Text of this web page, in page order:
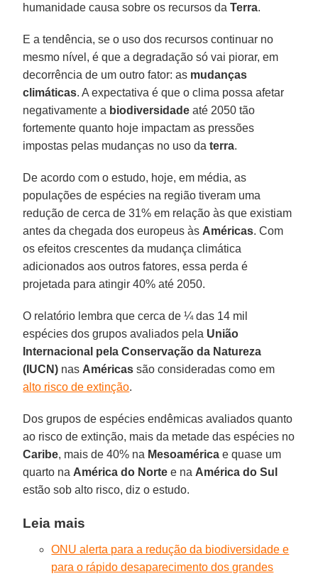
humanidade causa sobre os recursos daTerra.
E a tendência, se o uso dos recursos continuar no
mesmo nível, é que a degradação só vai piorar, em
decorrência de um outro fator: as mudanças
climáticas. A expectativa é que o clima possa afetar
negativamente a biodiversidade até 2050 tão
fortemente quanto hoje impactam as pressões
impostas pelas mudanças no uso daterra.
De acordo com o estudo, hoje, em média, as
populações de espécies na região tiveram uma
redução de cerca de 31% em relação às que existiam
antes da chegada dos europeus às Américas. Com
os efeitos crescentes da mudança climática
adicionados aos outros fatores, essa perda é
projetada para atingir 40% até 2050.
O relatório lembra que cerca de ¼ das 14 mil
espécies dos grupos avaliados pela União
Internacional pela Conservação da Natureza
(IUCN) nas Américas são consideradas como em
alto risco de extinção.
Dos grupos de espécies endêmicas avaliados quanto
ao risco de extinção, mais da metade das espécies no
Caribe, mais de 40% na Mesoamérica e quase um
quarto na América do Norte e na América do Sul
estão sob alto risco, diz o estudo.
Leia mais
ONU alerta para a redução da biodiversidade e
para o rápido desaparecimento dos grandes